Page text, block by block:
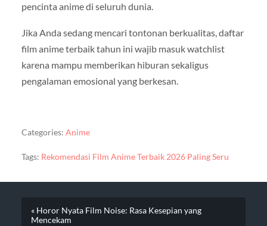
pencinta anime di seluruh dunia.
Jika Anda sedang mencari tontonan berkualitas, daftar
film anime terbaik tahun ini wajib masuk watchlist
karena mampu memberikan hiburan sekaligus
pengalaman emosional yang berkesan.
Categories: Anime
Tags: Rekomendasi Film Anime Terbaik 2026 Paling Seru
« Horor Nyata Film Noise: Rasa Kesepian yang
Mencekam